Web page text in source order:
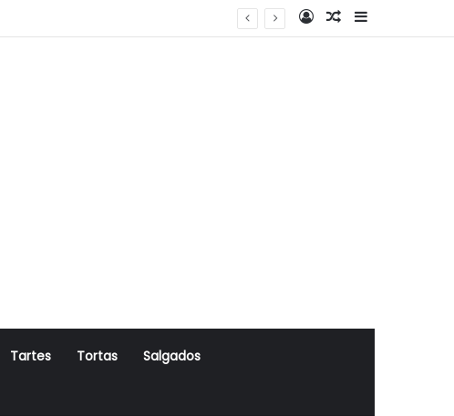
Log InArtigo Aleatório
Sidebar
Tartes Tortas Salgados